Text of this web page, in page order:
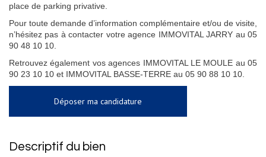
place de parking privative.
Pour toute demande d’information complémentaire et/ou de visite,
n’hésitez pas à contacter votre agence IMMOVITAL JARRY au 05
90 48 10 10.
Retrouvez également vos agences IMMOVITAL LE MOULE au 05
90 23 10 10 et IMMOVITAL BASSE-TERRE au 05 90 88 10 10.
Déposer ma candidature
descriptif du bien